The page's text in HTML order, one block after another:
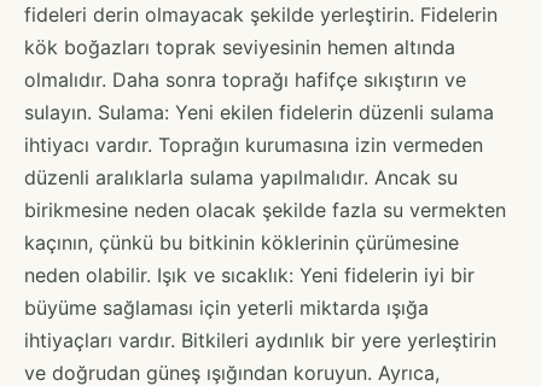
fideleri derin olmayacak şekilde yerleştirin. Fidelerin
kök boğazları toprak seviyesinin hemen altında
olmalıdır. Daha sonra toprağı hafifçe sıkıştırın ve
sulayın. Sulama: Yeni ekilen fidelerin düzenli sulama
ihtiyacı vardır. Toprağın kurumasına izin vermeden
düzenli aralıklarla sulama yapılmalıdır. Ancak su
birikmesine neden olacak şekilde fazla su vermekten
kaçının, çünkü bu bitkinin köklerinin çürümesine
neden olabilir. Işık ve sıcaklık: Yeni fidelerin iyi bir
büyüme sağlaması için yeterli miktarda ışığa
ihtiyaçları vardır. Bitkileri aydınlık bir yere yerleştirin
ve doğrudan güneş ışığından koruyun. Ayrıca,